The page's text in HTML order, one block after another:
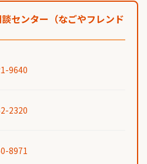
センター（なごやフレンド
9640
2320
8971